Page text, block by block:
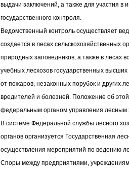
выдачи заключений, а также для участия
государственного контроля.
Ведомственный контроль осуществляет
создается в лесах сельскохозяйственных
природных заповедников, а также в лесах
учебных лесхозов государственных
от пожаров, незаконных порубок и других
вредителей и болезней. Положение об
федеральным органом управления лесным
В системе Федеральной службы лесного
органов организуется Государственная
осуществления мероприятий по ведению
Споры между предприятиями,